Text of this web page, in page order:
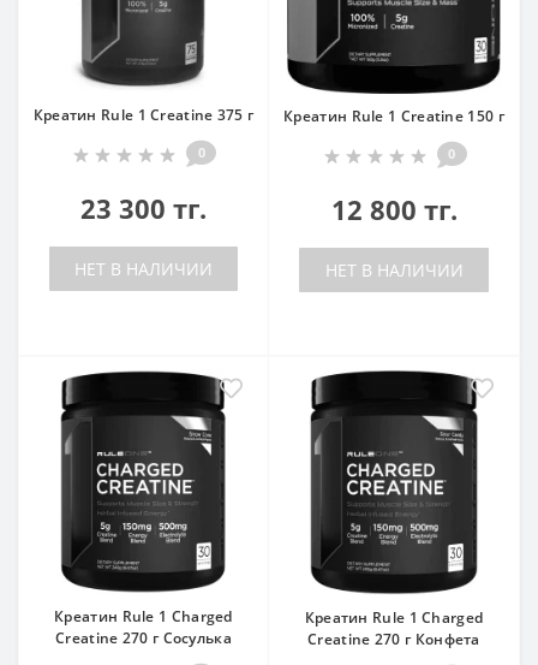
Креатин Rule 1 Creatine 375 г
0
23 300 тг.
НЕТ В НАЛИЧИИ
Креатин Rule 1 Creatine 150 г
0
12 800 тг.
НЕТ В НАЛИЧИИ
Креатин Rule 1 Charged
Creatine 270 г Сосулька
Креатин Rule 1 Charged
Creatine 270 г Конфета